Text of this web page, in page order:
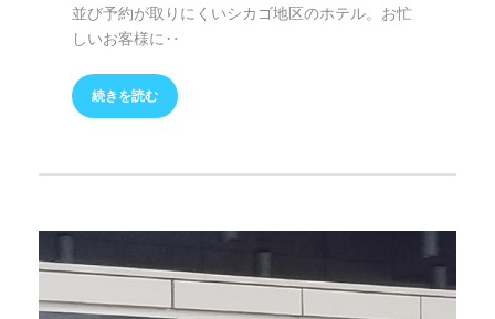
並び予約が取りにくいシカゴ地区のホテル。お忙
しいお客様に‥
続きを読む